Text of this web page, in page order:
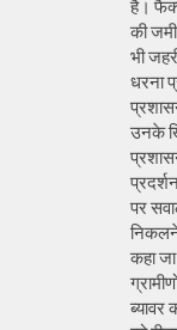
है।
की
भी
धरना
उनके
पर
कहा
ब्यावर